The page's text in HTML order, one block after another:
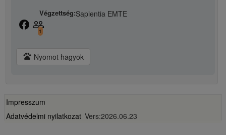
Végzettség:Sapientia EMTE
facebook people_outline
1
pets Nyomot hagyok
Impresszum
Adatvédelmi nyilatkozat Vers:2026.06.23